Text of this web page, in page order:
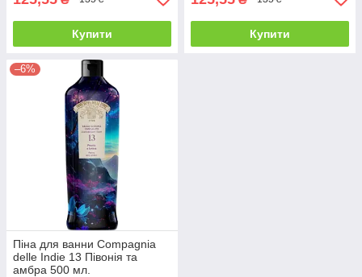
Купити Купити
–6%
Піна для ванни Compagnia
delle Indie 13 Півонія та
амбра 500 мл.